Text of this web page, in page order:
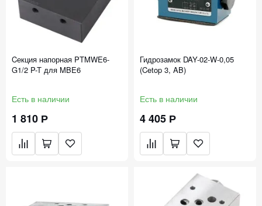
Cекция напорная PTMWE6-
G1/2 P-T для MBE6
Есть в наличии
1 810 Р
Гидрозамок DAY-02-W-0,05
(Cetop 3, AB)
Есть в наличии
4 405 Р